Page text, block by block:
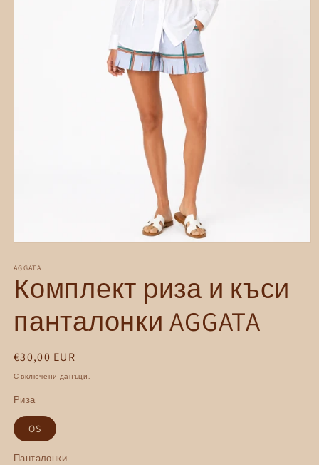
мултимедия
1
в
модален
AGGATA
Комплект риза и къси
панталонки AGGATA
Обичайна
цена
€30,00 EUR
С включени данъци.
SKU:
Риза
OS
Панталонки